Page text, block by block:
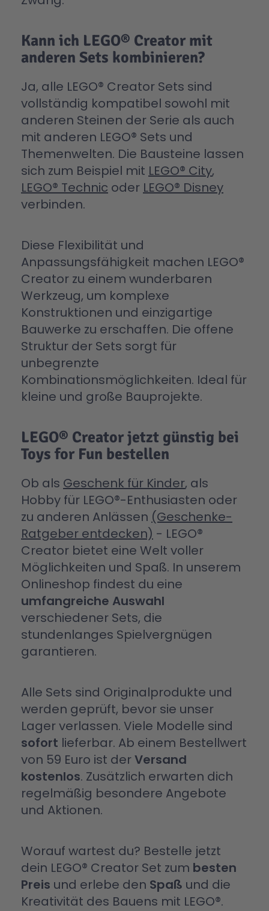
Kann ich LEGO® Creator mit
anderen Sets kombinieren?
Ja, alle LEGO® Creator Sets sind
vollständig kompatibel sowohl mit
anderen Steinen der Serie als auch
mit anderen LEGO® Sets und
Themenwelten. Die Bausteine lassen
sich zum Beispiel mit LEGO® City,
LEGO® Technic oder LEGO® Disney
verbinden.
Diese Flexibilität und
Anpassungsfähigkeit machen LEGO®
Creator zu einem wunderbaren
Werkzeug, um komplexe
Konstruktionen und einzigartige
Bauwerke zu erschaffen. Die offene
Struktur der Sets sorgt für
unbegrenzte
Kombinationsmöglichkeiten. Ideal für
kleine und große Bauprojekte.
LEGO® Creator jetzt günstig bei
Toys for Fun bestellen
Ob als Geschenk für Kinder, als
Hobby für LEGO®-Enthusiasten oder
zu anderen Anlässen (Geschenke-
Ratgeber entdecken) - LEGO®
Creator bietet eine Welt voller
Möglichkeiten und Spaß. In unserem
Onlineshop findest du eine
umfangreiche Auswahl
verschiedener Sets, die
stundenlanges Spielvergnügen
garantieren.
Alle Sets sind Originalprodukte und
werden geprüft, bevor sie unser
Lager verlassen. Viele Modelle sind
sofort lieferbar. Ab einem Bestellwert
von 59 Euro ist derVersand
kostenlos. Zusätzlich erwarten dich
regelmäßig besondere Angebote
und Aktionen.
Worauf wartest du? Bestelle jetzt
dein LEGO® Creator Set zum besten
Preis und erlebe den Spaß und die
Kreativität des Bauens mit LEGO®.